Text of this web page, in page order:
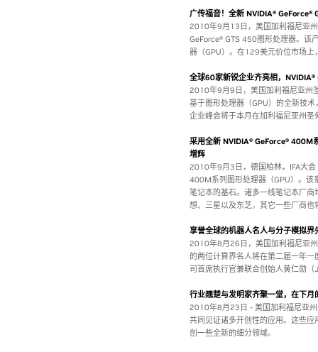
广传福音！全新 NVIDIA®
2010年9月13日，美国加利福尼亚
GeForce® GTS 450图形处理器。该
器（GPU）。在129美元价位市场
全球60家新锐企业齐亮相，
2010年9月9日，美国加利福尼亚州
基于图形处理器（GPU）的全新技
企业峰会将于本月在加利福尼亚州圣
采用全新 NVIDIA® GeForce®
增辉
2010年9月3日，德国柏林，IFA大
400M系列图形处理器（GPU）。
笔记本的基石。诸多一线笔记本厂
想、三星以及东芝，其它一些厂商
享誉全球的机器人名人与分子模拟
2010年8月26日，美国加利福尼亚
的两位计算界名人将在第二届一年
司首席执行官兼联合创始人黄仁勋
行业翘楚与发明家齐聚一堂，在下
2010年8月23日 - 美国加利福尼亚
共同见证诸多开创性的应用。这些
创一些全新的细分领域。